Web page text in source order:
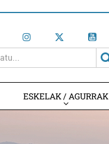
ESKELAK / AGURRAK